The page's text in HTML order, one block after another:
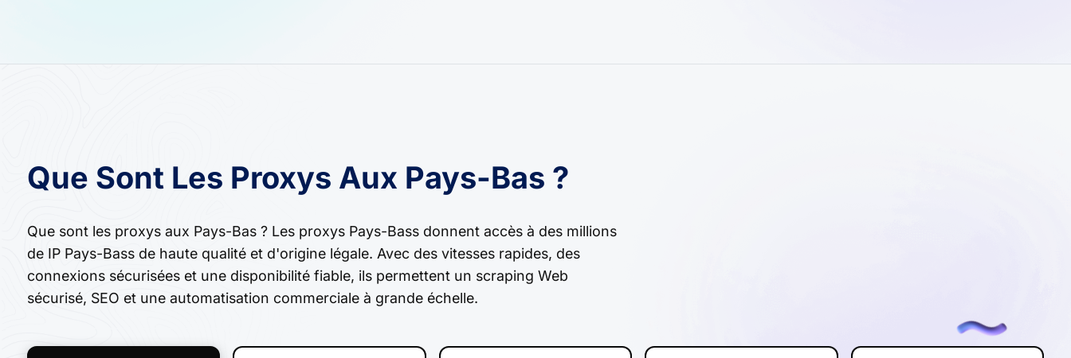
Que Sont Les Proxys Aux Pays-Bas ?
Que sont les proxys aux Pays-Bas ? Les proxys Pays-Bass donnent accès à des millions
de IP Pays-Bass de haute qualité et d'origine légale. Avec des vitesses rapides, des
connexions sécurisées et une disponibilité fiable, ils permettent un scraping Web
sécurisé, SEO et une automatisation commerciale à grande échelle.